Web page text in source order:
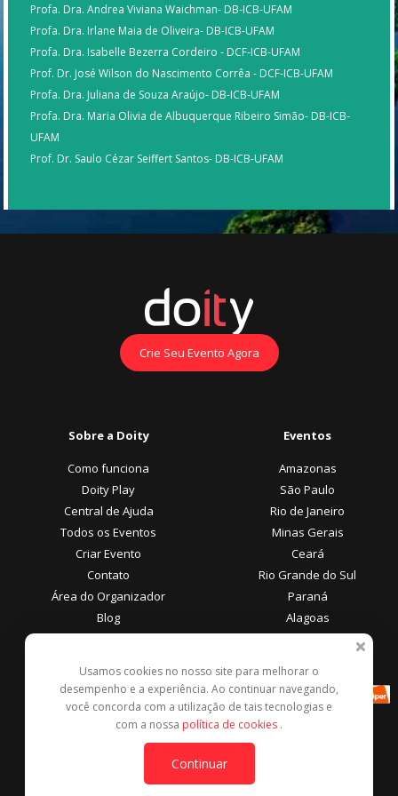
Profa. Dra. Andrea Viviana Waichman- DB-ICB-UFAM
Profa. Dra. Irlane Maia de Oliveira- DB-ICB-UFAM
Profa. Dra. Isabelle Bezerra Cordeiro - DCF-ICB-UFAM
Prof. Dr. José Wilson do Nascimento Corrêa - DCF-ICB-UFAM
Profa. Dra. Juliana de Souza Araújo- DB-ICB-UFAM
Profa. Dra. Maria Olivia de Albuquerque Ribeiro Simão- DB-ICB-
UFAM
Prof. Dr. Saulo Cézar Seiffert Santos- DB-ICB-UFAM
Crie Seu Evento Agora
Sobre a Doity
Como funciona
Doity Play
Central de Ajuda
Todos os Eventos
Criar Evento
Contato
Área do Organizador
Blog
Eventos
Amazonas
São Paulo
Rio de Janeiro
Minas Gerais
Ceará
Rio Grande do Sul
Paraná
Alagoas
Área do Participante
Central de Ajuda
Denunciar este evento
Formas de Pagamento
Usamos cookies no nosso site para melhorar o
desempenho e a experiência. Ao continuar navegando,
você concorda com a utilização de tais tecnologias e
com a nossa política de cookies .
Continuar